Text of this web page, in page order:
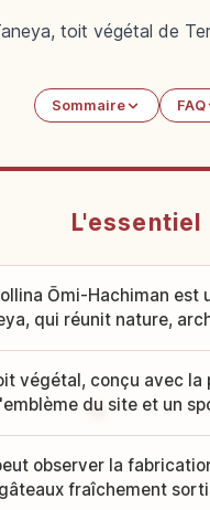
toit végétal de
Sommaire FAQ
L'essentiel
Ōmi-Hachiman est
qui réunit nature,
végétal, conçu avec
du site et un
observer la
fraîchement